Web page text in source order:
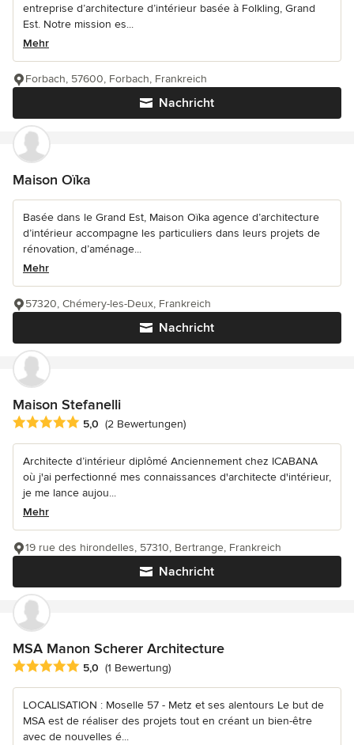
entreprise d’architecture d’intérieur basée à Folkling, Grand
Est. Notre mission es...
Mehr
Nachricht
Forbach, 57600, Forbach, Frankreich
Maison Oïka
Basée dans le Grand Est, Maison Oïka agence d’architecture
d’intérieur accompagne les particuliers dans leurs projets de
rénovation, d’aménage...
Mehr
Nachricht
57320, Chémery-les-Deux, Frankreich
Maison Stefanelli
Durchschnittliche Bewertung: 5 von 5 Sternen
5,0 (2 Bewertungen)
Architecte d’intérieur diplômé Anciennement chez ICABANA
où j'ai perfectionné mes connaissances d'architecte d'intérieur,
je me lance aujou...
Mehr
Nachricht
19 rue des hirondelles, 57310, Bertrange, Frankreich
MSA Manon Scherer Architecture
Durchschnittliche Bewertung: 5 von 5 Sternen
5,0 (1 Bewertung)
LOCALISATION : Moselle 57 - Metz et ses alentours Le but de
MSA est de réaliser des projets tout en créant un bien-être
avec de nouvelles é...